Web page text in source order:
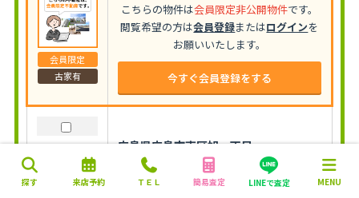
探す 来店予約 ＴＥＬ 簡易査定 LINEで査定 MENU
会員限定
古家有
こちらの物件は会員限定非公開物件です。
閲覧希望の方は会員登録またはログインを
お願いいたします。
今すぐ会員登録をする
広島県広島市南区旭一丁目
3,998
147.65㎡